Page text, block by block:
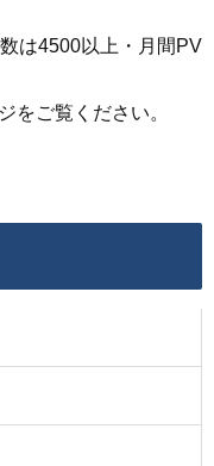
は4500以上・月間PV
をご覧ください。